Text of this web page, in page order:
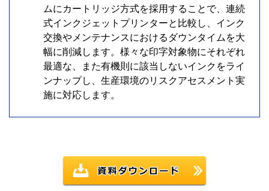
ムにカートリッジ方式を採用することで、連続
式インクジェットプリンターと比較し、インク
交換やメンテナンスにおけるダウンタイムを大
幅に削減します。様々な印字対象物にそれぞれ
最適な、また有機則に該当しないインクをライ
ンナップし、生産環境のリスクアセスメント実
施に対応します。